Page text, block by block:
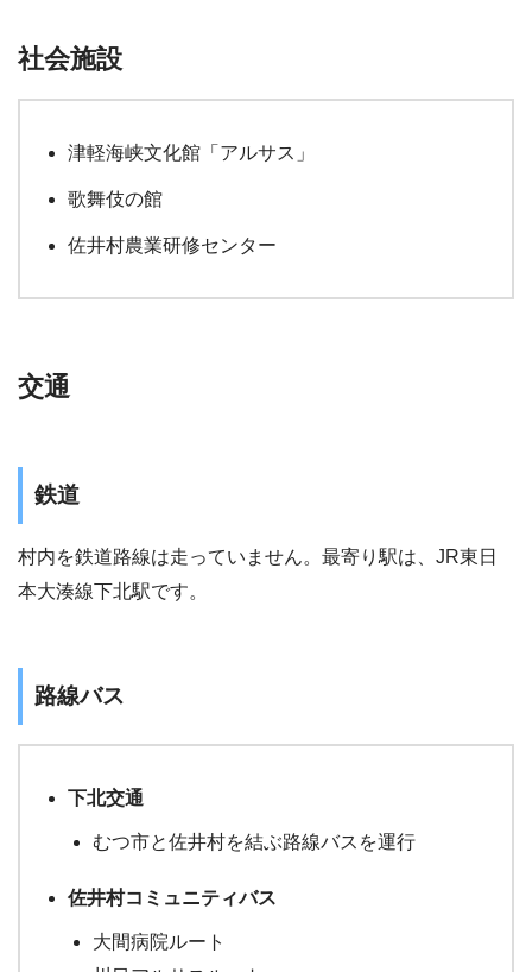
社会施設
津軽海峡文化館「アルサス」
歌舞伎の館
佐井村農業研修センター
交通
鉄道
村内を鉄道路線は走っていません。最寄り駅は、JR東日
本大湊線下北駅です。
路線バス
下北交通
むつ市と佐井村を結ぶ路線バスを運行
佐井村コミュニティバス
大間病院ルート